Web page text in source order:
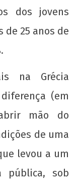
dos jovens
25 anos de
na Grécia
(em
mão do
de uma
levou a um
pública, sob